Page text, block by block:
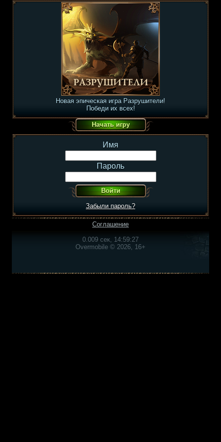
Новая эпическая игра Разрушители!
Победи их всех!
Имя
Пароль
Забыли пароль?
Соглашение
0.009 сек, 14:59:27
Overmobile © 2026, 16+